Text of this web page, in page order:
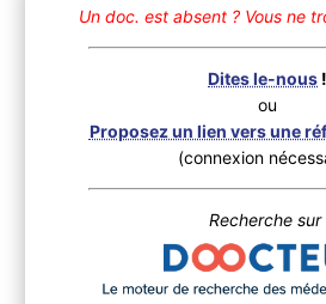
Un doc. est absent ? Vous ne
Dites le-nous !
ou
Proposez un lien vers une
(connexion
Recherche sur